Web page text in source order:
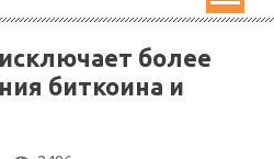
более
биткоина и